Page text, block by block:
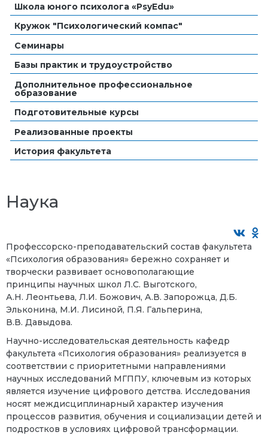
Школа юного психолога «PsyEdu»
Кружок "Психологический компас"
Семинары
Базы практик и трудоустройство
Дополнительное профессиональное
образование
Подготовительные курсы
Реализованные проекты
История факультета
Наука
Профессорско-преподавательский состав факультета
«Психология образования» бережно сохраняет и
творчески развивает основополагающие
принципы научных школ Л.С. Выготского,
А.Н. Леонтьева, Л.И. Божович, А.В. Запорожца, Д.Б.
Эльконина, М.И. Лисиной, П.Я. Гальперина,
В.В. Давыдова.
Научно-исследовательская деятельность кафедр
факультета «Психология образования» реализуется в
соответствии с приоритетными направлениями
научных исследований МГППУ, ключевым из которых
является изучение цифрового детства. Исследования
носят междисциплинарный характер изучения
процессов развития, обучения и социализации детей и
подростков в условиях цифровой трансформации.